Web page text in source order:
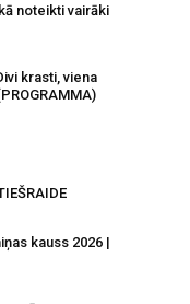
noteikti vairāki
krasti, viena
kauss 2026 |